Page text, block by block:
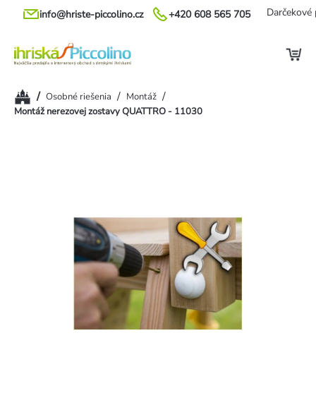
Prejsť
+420 608 565 705
info@hriste-piccolino.cz Darčekové
Domov
/ Osobné riešenia / Montáž /
Montáž nerezovej zostavy QUATTRO - 11030